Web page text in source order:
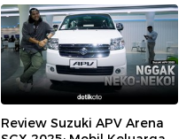
Review Suzuki APV Arena